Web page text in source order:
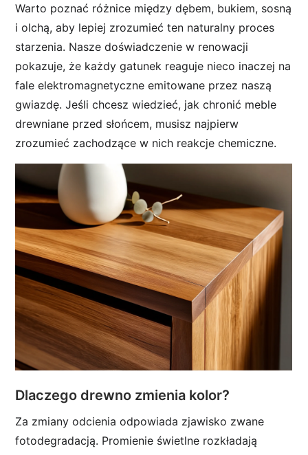
Warto poznać różnice między dębem, bukiem, sosną
i olchą, aby lepiej zrozumieć ten naturalny proces
starzenia. Nasze doświadczenie w renowacji
pokazuje, że każdy gatunek reaguje nieco inaczej na
fale elektromagnetyczne emitowane przez naszą
gwiazdę. Jeśli chcesz wiedzieć, jak chronić meble
drewniane przed słońcem, musisz najpierw
zrozumieć zachodzące w nich reakcje chemiczne.
Dlaczego drewno zmienia kolor?
Za zmiany odcienia odpowiada zjawisko zwane
fotodegradacją. Promienie świetlne rozkładają